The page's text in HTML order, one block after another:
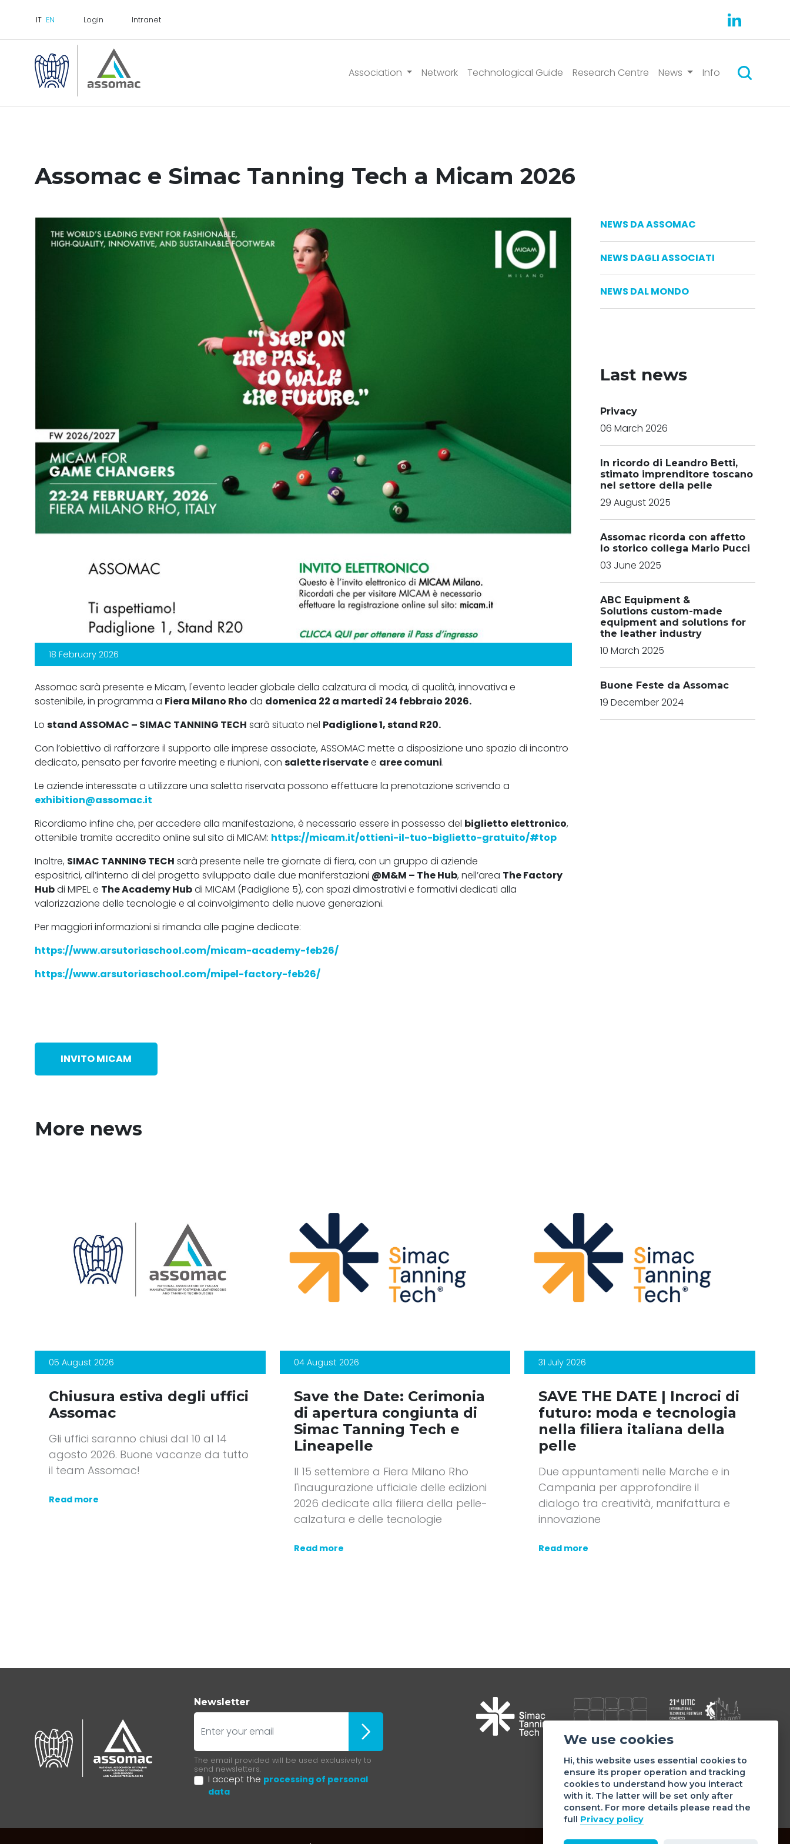
Login Intranet
Association Network Technological Guide Research Centre News Info Search
Assomac e Simac Tanning Tech a Micam 2026
18 February 2026
Assomac sarà presente e Micam, l'evento leader globale della calzatura di moda, di qualità, innovativa e
sostenibile, in programma a Fiera Milano Rho da domenica 22 a martedì 24 febbraio 2026.
Lo stand ASSOMAC – SIMAC TANNING TECH sarà situato nel Padiglione 1, stand R20.
Con l’obiettivo di rafforzare il supporto alle imprese associate, ASSOMAC mette a disposizione uno spazio di incontro
dedicato, pensato per favorire meeting e riunioni, con salette riservatee aree comuni.
Le aziende interessate a utilizzare una saletta riservata possono effettuare la prenotazione scrivendo a
exhibition@assomac.it
Ricordiamo infine che, per accedere alla manifestazione, è necessario essere in possesso del biglietto elettronico,
ottenibile tramite accredito online sul sito di MICAM: https://micam.it/ottieni-il-tuo-biglietto-gratuito/#top
Inoltre, SIMAC TANNING TECH sarà presente nelle tre giornate di fiera, con un gruppo di aziende
espositrici, all’interno di del progetto sviluppato dalle due maniferstazioni @M&M – The Hub, nell’area The Factory
Hubdi MIPEL e The Academy Hubdi MICAM (Padiglione 5), con spazi dimostrativi e formativi dedicati alla
valorizzazione delle tecnologie e al coinvolgimento delle nuove generazioni.
Per maggiori informazioni si rimanda alle pagine dedicate:
https://www.arsutoriaschool.com/micam-academy-feb26/
https://www.arsutoriaschool.com/mipel-factory-feb26/
INVITO MICAM
NEWS DA ASSOMAC
NEWS DAGLI ASSOCIATI
NEWS DAL MONDO
Last news
Privacy
06 March 2026
In ricordo di Leandro Betti,
stimato imprenditore toscano
nel settore della pelle
29 August 2025
Assomac ricorda con affetto
lo storico collega Mario Pucci
03 June 2025
ABC Equipment &
Solutions custom-made
equipment and solutions for
the leather industry
10 March 2025
Buone Feste da Assomac
19 December 2024
More news
05 August 2026
Chiusura estiva degli uffici
Assomac
Gli uffici saranno chiusi dal 10 al 14
agosto 2026. Buone vacanze da tutto
il team Assomac!
Read more
04 August 2026
Save the Date: Cerimonia
di apertura congiunta di
Simac Tanning Tech e
Lineapelle
Il 15 settembre a Fiera Milano Rho
l'inaugurazione ufficiale delle edizioni
2026 dedicate alla filiera della pelle-
calzatura e delle tecnologie
Read more
31 July 2026
SAVE THE DATE | Incroci di
futuro: moda e tecnologia
nella filiera italiana della
pelle
Due appuntamenti nelle Marche e in
Campania per approfondire il
dialogo tra creatività, manifattura e
innovazione
Read more
Newsletter
E-mail
ubscribe
The email provided will be used exclusively to
send newsletters.
I accept the processing of personal
data
Member of
We use cookies
Hi, this website uses essential cookies to
ensure its proper operation and tracking
cookies to understand how you interact
with it. The latter will be set only after
consent. For more details please read the
full Privacy policy